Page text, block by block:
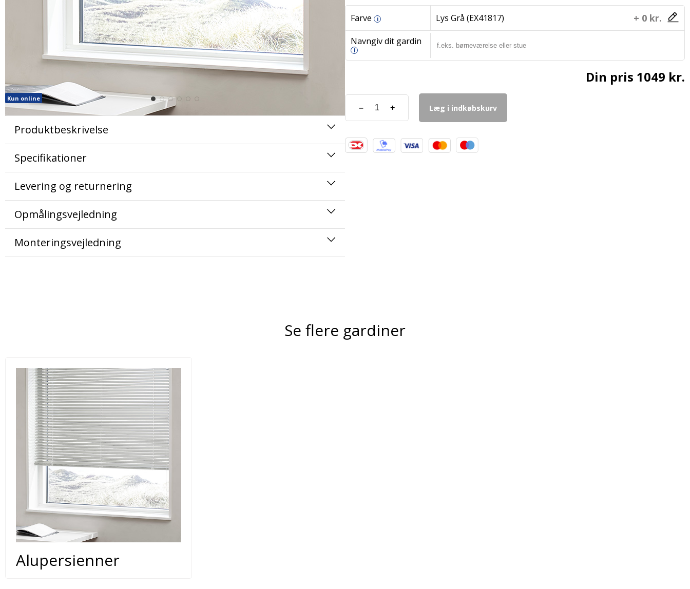
Kun online
Produktbeskrivelse
Specifikationer
Levering og returnering
Opmålingsvejledning
Monteringsvejledning
Farve i Lys Grå (EX41817) + 0 kr.
Navngiv dit gardin
i
Din pris 1049 kr.
– + Læg i indkøbskurv
Se flere gardiner
Alupersienner